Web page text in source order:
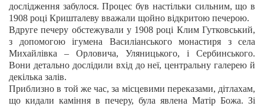
дослідження забулося. Процес був настільки сильним, що в
1908 році Кришталеву вважали щойно відкритою печерою.
Вдруге печеру обстежували у 1908 році Клим Гутковський,
з допомогоюігумена Василіанського монастиря з села
Михайлівка – Орловича, Уляницького, і Сербинського.
Вони детально дослідили вхід до неї, центральну галерею й
декілька залів.
Приблизно в той же час, за місцевими переказами, дітлахам,
що кидали каміння в печеру, була явлена Матір Божа. Зі